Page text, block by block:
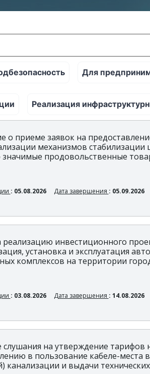
Для
Реализация
о приеме заявок на
механизмов стабилизации
значимые продовольственные
: 05.08.2026 Дата завершения : 05.09.2026
реализацию инвестиционного
установка и эксплуатация
комплексов на территории
: 03.08.2026 Дата завершения : 14.08.2026
на утверждение тарифов
в пользование кабеле-места
канализации и выдачи